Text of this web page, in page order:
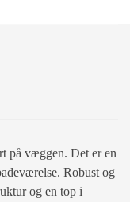
på væggen. Det er en
Robust og
og en top i